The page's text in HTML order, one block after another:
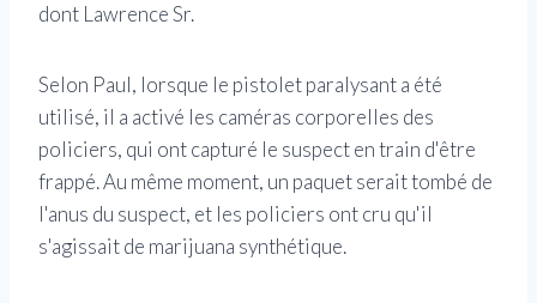
dont Lawrence Sr.
Selon Paul, lorsque le pistolet paralysant a été
utilisé, il a activé les caméras corporelles des
policiers, qui ont capturé le suspect en train d'être
frappé. Au même moment, un paquet serait tombé de
l'anus du suspect, et les policiers ont cru qu'il
s'agissait de marijuana synthétique.